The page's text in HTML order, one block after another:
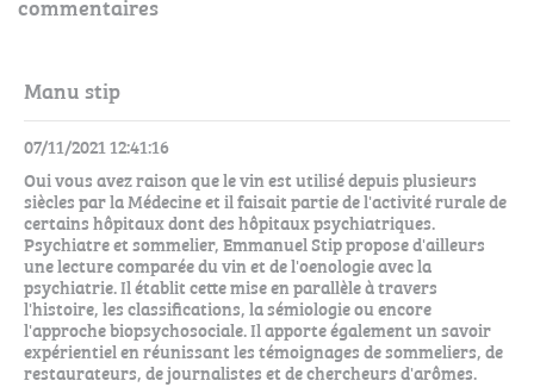
commentaires
Manu stip
07/11/2021 12:41:16
Oui vous avez raison que le vin est utilisé depuis plusieurs
siècles par la Médecine et il faisait partie de l'activité rurale de
certains hôpitaux dont des hôpitaux psychiatriques.
Psychiatre et sommelier, Emmanuel Stip propose d'ailleurs
une lecture comparée du vin et de l'oenologie avec la
psychiatrie. Il établit cette mise en parallèle à travers
l'histoire, les classifications, la sémiologie ou encore
l'approche biopsychosociale. Il apporte également un savoir
expérientiel en réunissant les témoignages de sommeliers, de
restaurateurs, de journalistes et de chercheurs d'arômes.